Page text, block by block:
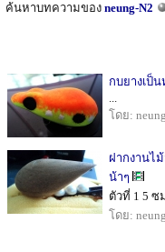
ค้นหาบทความของ neung-N2
กบยางเป็
...
โดย:
ฝากงานไ
น้าๆ
ตัวที่ 1 5 ซ
โดย: